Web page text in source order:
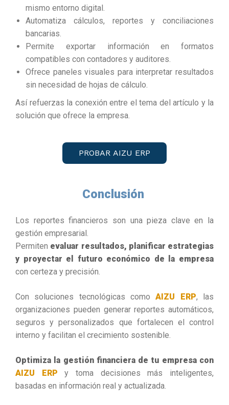
mismo entorno digital.
Automatiza cálculos, reportes y conciliaciones
bancarias.
Permite exportar información en formatos
compatibles con contadores y auditores.
Ofrece paneles visuales para interpretar resultados
sin necesidad de hojas de cálculo.
Así refuerzas la conexión entre el tema del artículo y la
solución que ofrece la empresa.
PROBAR AIZU ERP
Conclusión
Los reportes financieros son una pieza clave en la
gestión empresarial.
Permiten evaluar resultados, planificar estrategias
y proyectar el futuro económico de la empresa
con certeza y precisión.
Con soluciones tecnológicas comoAIZU ERP, las
organizaciones pueden generar reportes automáticos,
seguros y personalizados que fortalecen el control
interno y facilitan el crecimiento sostenible.
Optimiza la gestión financiera de tu empresa con
AIZU ERP y toma decisiones más inteligentes,
basadas en información real y actualizada.